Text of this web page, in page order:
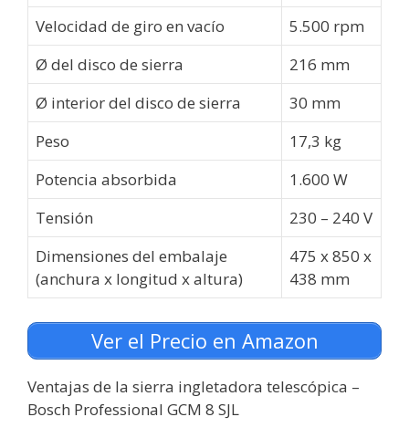
Velocidad de giro en vacío
5.500 rpm
Ø del disco de sierra
216 mm
Ø interior del disco de sierra
30 mm
Peso
17,3 kg
Potencia absorbida
1.600 W
Tensión
230 – 240 V
Dimensiones del embalaje
(anchura x longitud x altura)
475 x 850 x
438 mm
Ver el Precio en Amazon
Ventajas de la sierra ingletadora telescópica –
Bosch Professional GCM 8 SJL